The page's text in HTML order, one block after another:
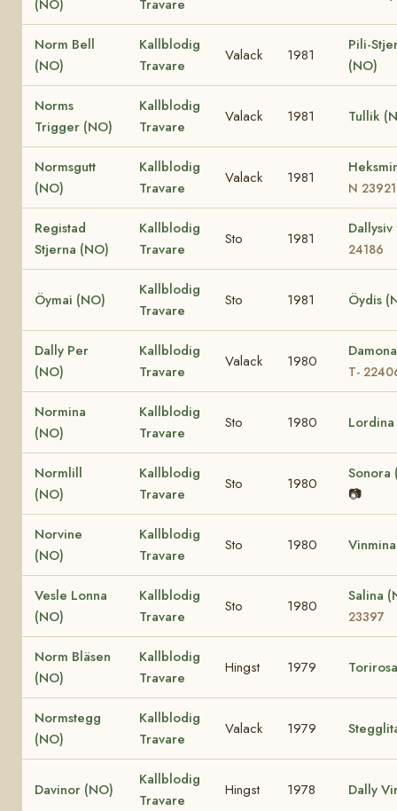
(NO) Travare
Norm Bell
(NO)
Kallblodig
Travare
Valack 1981
Pili-
(NO)
Norms
Trigger (NO)
Kallblodig
Travare
Valack 1981 Tullik
Normsgutt
(NO)
Kallblodig
Travare
Valack 1981
N 23921
Registad
Stjerna (NO)
Kallblodig
Travare
Sto 1981
24186
Öymai (NO)
Kallblodig
Travare
Sto 1981 Öydis
Dally Per
(NO)
Kallblodig
Travare
Valack 1980
T-
Normina
(NO)
Kallblodig
Travare
Sto 1980
Normlill
(NO)
Kallblodig
Travare
Sto 1980
Sonora
📷
Norvine
(NO)
Kallblodig
Travare
Sto 1980
Vesle Lonna
(NO)
Kallblodig
Travare
Sto 1980
Salina
23397
Norm Bläsen
(NO)
Kallblodig
Travare
Hingst 1979
Normstegg
(NO)
Kallblodig
Travare
Valack 1979
Davinor (NO)
Kallblodig
Travare
Hingst 1978 Dally